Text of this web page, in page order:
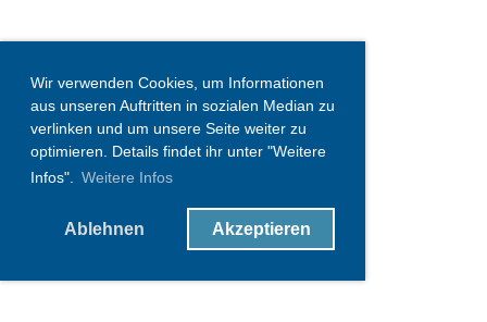
Wir verwenden Cookies, um Informationen
aus unseren Auftritten in sozialen Median zu
verlinken und um unsere Seite weiter zu
optimieren. Details findet ihr unter "Weitere
Infos". Weitere Infos
Ablehnen Akzeptieren